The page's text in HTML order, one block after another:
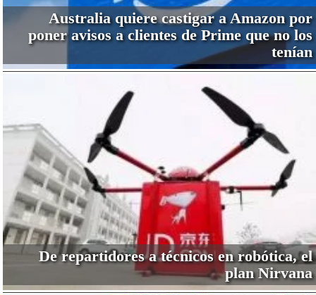
Australia quiere castigar a Amazon por
poner avisos a clientes de Prime que no los
tenían
De repartidores a técnicos en robótica, el
plan Nirvana